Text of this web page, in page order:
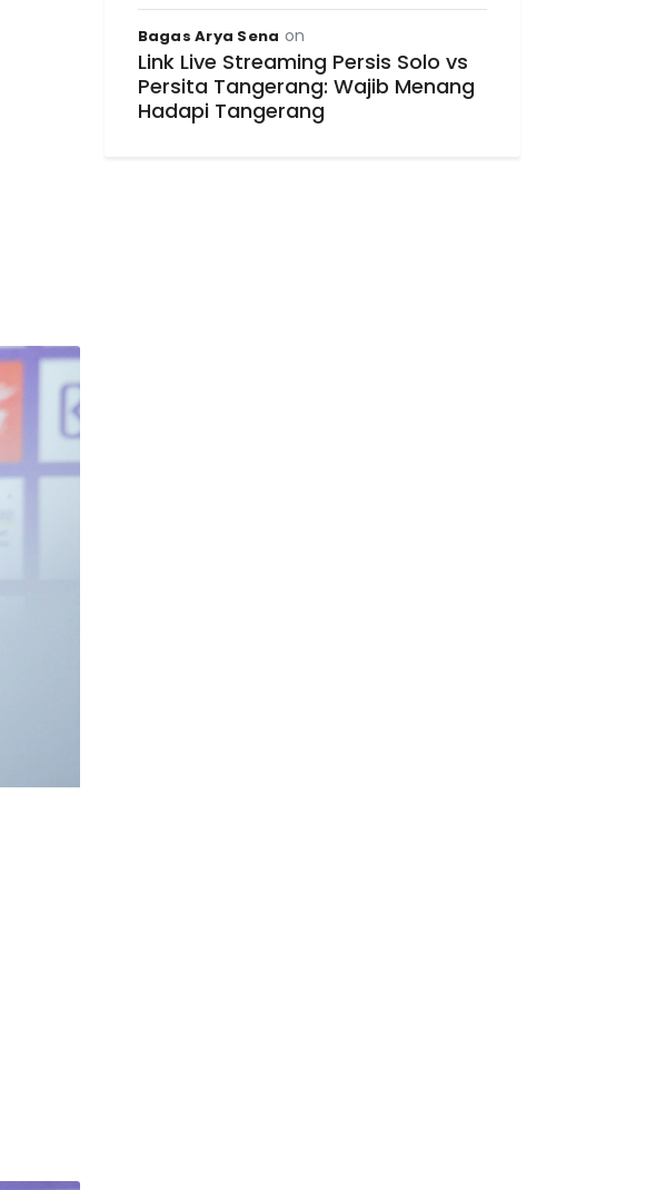
Bagas Arya Sena on
Link Live Streaming Persis Solo vs
Persita Tangerang: Wajib Menang
Hadapi Tangerang